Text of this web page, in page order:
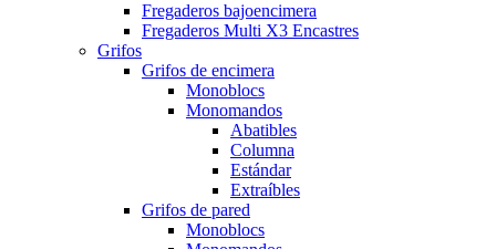
Fregaderos bajoencimera
Fregaderos Multi X3 Encastres
Grifos
Grifos de encimera
Monoblocs
Monomandos
Abatibles
Columna
Estándar
Extraíbles
Grifos de pared
Monoblocs